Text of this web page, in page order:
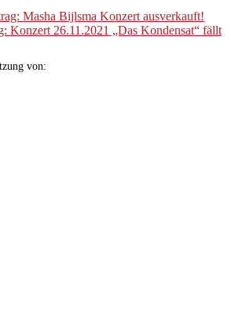
Masha Bijlsma Konzert ausverkauft!
Konzert 26.11.2021 „Das Kondensat“ fällt
von: